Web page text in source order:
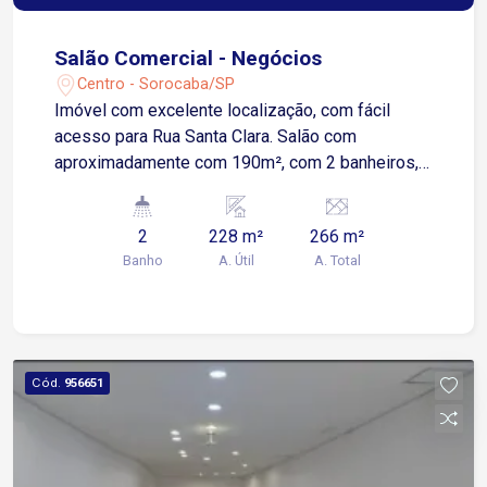
Salão Comercial - Negócios
Centro - Sorocaba/SP
Imóvel com excelente localização, com fácil
acesso para Rua Santa Clara. Salão com
aproximadamente com 190m², com 2 banheiros,
2
Banho
228 m²
A. Útil
266 m²
A. Total
Cód. 956651